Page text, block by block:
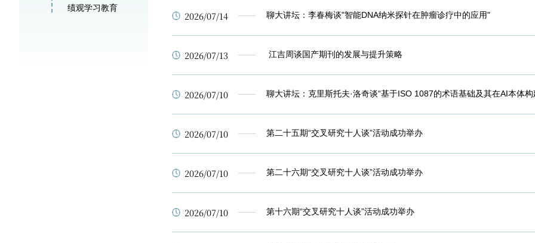
绩观学习教育
2026/07/14 聊大讲坛：李春梅谈"智能DNA纳米探针在肿瘤诊疗中的应用"
2026/07/13 江吉周谈国产期刊的发展与提升策略
2026/07/10 聊大讲坛：克里斯托夫·洛奇谈“基于ISO 1087的术语基础及其在AI本体构
2026/07/10 第二十五期“交叉研究十人谈”活动成功举办
2026/07/10 第二十六期“交叉研究十人谈”活动成功举办
2026/07/10 第十六期“交叉研究十人谈”活动成功举办